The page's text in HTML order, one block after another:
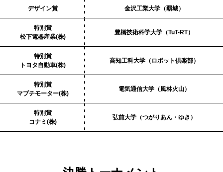
デザイン賞 金沢工業大学（覇城）
特別賞
松下電器産業(株)
豊橋技術科学大学（TuT-RT）
特別賞
トヨタ自動車(株)
高知工科大学（ロボット倶楽部）
特別賞
マブチモーター(株)
電気通信大学（風林火山）
特別賞
コナミ(株)
弘前大学（つがりあん・ゆき）